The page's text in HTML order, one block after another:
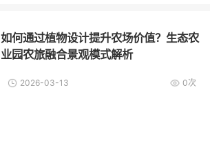
如何通过植物设计提升农场价值？生态农
业园农旅融合景观模式解析
0次
2026-03-13